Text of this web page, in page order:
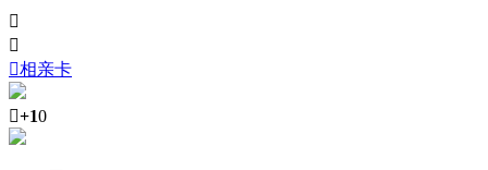


相亲卡
+10